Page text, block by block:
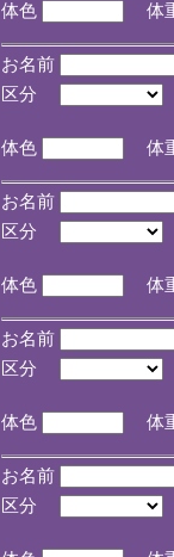
体色
体
お名前
区分
(手
体色
体
お名前
区分
(手
体色
体
お名前
区分
(手
体色
体
お名前
区分
(手